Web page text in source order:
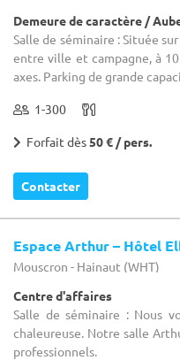
Demeure de caractère /
Salle de séminaire : Située
entre ville et campagne, à
axes. Parking de grande
1-300
Forfait dès50 € / pers.
Contacter
Espace Arthur – Hôtel
Mouscron - Hainaut (WHT)
Centre d'affaires
Salle de séminaire : Nous
chaleureuse. Notre salle
professionnels.